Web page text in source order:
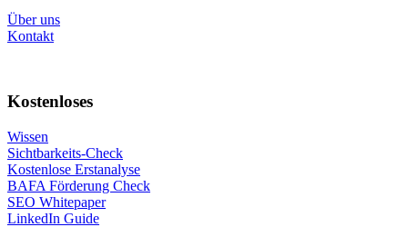
Über uns
Kontakt
Kostenloses
Wissen
Sichtbarkeits-Check
Kostenlose Erstanalyse
BAFA Förderung Check
SEO Whitepaper
LinkedIn Guide